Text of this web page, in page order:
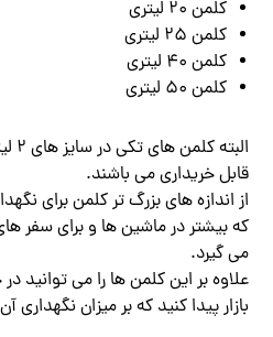
کلمن 20 لیتری
کلمن 25 لیتری
کلمن 40 لیتری
کلمن 50 لیتری
قابل خریداری می باشند.
از اندازه های بزرگ تر کلمن برای
که بیشتر در ماشین ها و برای سفر
می گیرد.
علاوه بر این کلمن ها را می
بازار پیدا کنید که بر میزان نگهداری